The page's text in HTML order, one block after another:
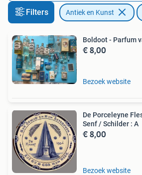
Filters Antiek en Kunst
Boldoot - Parfum
€ 8,00
Bezoek website
De Porceleyne
Senf / Schilder : A
€ 8,00
Bezoek website